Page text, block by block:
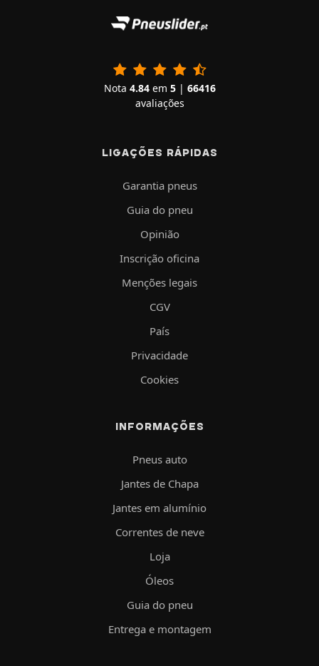
Nota 4.84em 5| 66416
avaliações
LIGAÇÕES RÁPIDAS
Garantia pneus
Guia do pneu
Opinião
Inscrição oficina
Menções legais
CGV
País
Privacidade
Cookies
INFORMAÇÕES
Pneus auto
Jantes de Chapa
Jantes em alumínio
Correntes de neve
Loja
Óleos
Guia do pneu
Entrega e montagem